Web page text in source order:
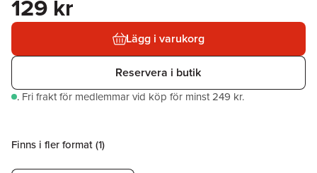
129 kr
Lägg i varukorg
Reservera i butik
. Fri frakt för medlemmar vid köp för minst 249 kr.
Finns i fler format (1)